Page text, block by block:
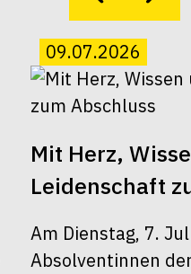
09.07.2026
Mit Herz,
Leidenschaft
Am Dienstag, 7.
Absolventinnen